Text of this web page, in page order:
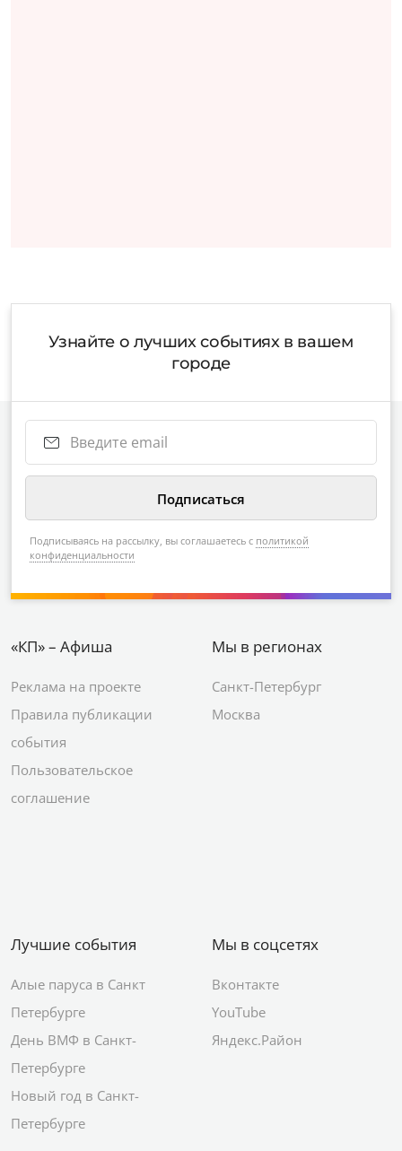
Узнайте о лучших событиях в вашем
городе
Подписываясь на рассылку, вы соглашаетесь с политикой
конфиденциальности
«КП» – Афиша
Реклама на проекте
Правила публикации
события
Пользовательское
соглашение
Мы в регионах
Санкт-Петербург
Москва
Лучшие события
Алые паруса в Санкт
Петербурге
День ВМФ в Санкт-
Петербурге
Новый год в Санкт-
Петербурге
Мы в соцсетях
Вконтакте
YouTube
Яндекс.Район